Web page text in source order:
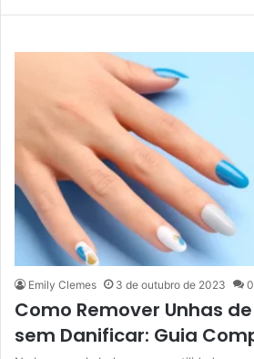
Emily Clemes 3 de outubro de 2023 0
Como Remover Unhas
sem Danificar: Guia